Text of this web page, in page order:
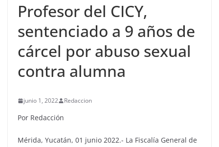
Profesor del CICY,
sentenciado a 9 años de
cárcel por abuso sexual
contra alumna
junio 1, 2022 Redaccion
Por Redacción
Mérida, Yucatán, 01 junio 2022.- La Fiscalía General de